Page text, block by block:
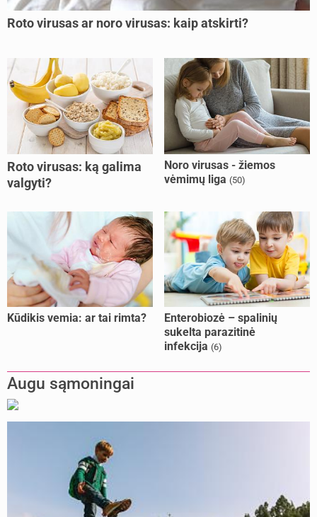
Roto virusas ar noro virusas: kaip atskirti?
Roto virusas: ką galima
valgyti?
Noro virusas - žiemos
vėmimų liga (50)
Kūdikis vemia: ar tai rimta?
Enterobiozė – spalinių
sukelta parazitinė
infekcija (6)
Augu sąmoningai